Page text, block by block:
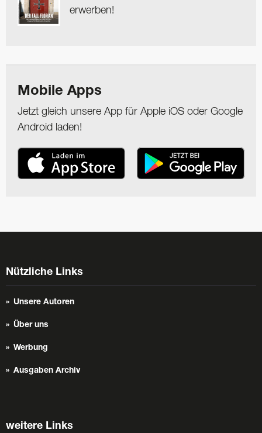
erwerben!
Mobile Apps
Jetzt gleich unsere App für Apple iOS oder Google
Android laden!
Nützliche Links
Unsere Autoren
Über uns
Werbung
Ausgaben Archiv
weitere Links